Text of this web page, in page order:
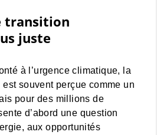
transition
juste
à l’urgence climatique, la
souvent perçue comme un
pour des millions de
d’abord une question
aux opportunités